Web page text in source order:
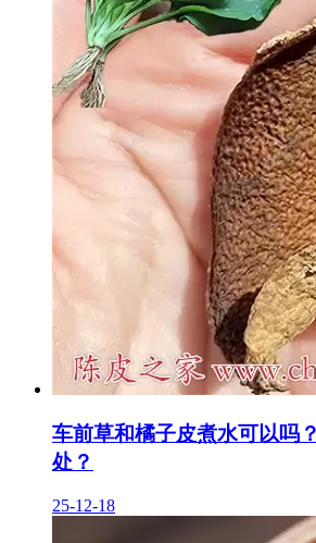
车前草和橘子皮煮水可以吗
处？
25-12-18